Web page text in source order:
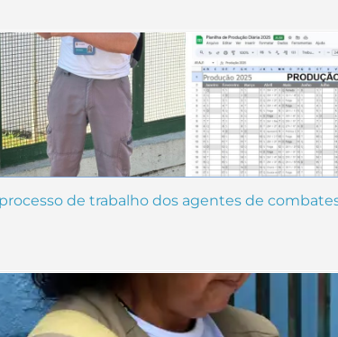
de trabalho dos agentes de